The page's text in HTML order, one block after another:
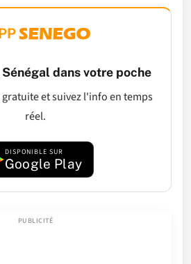
dans votre poche
et suivez l'info en temps
réel.
DISPONIBLE SUR
Google Play